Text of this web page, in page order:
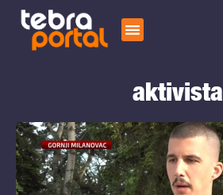
Čitajaktivista